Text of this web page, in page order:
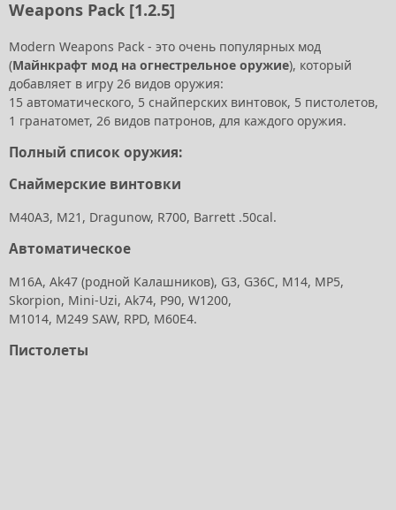
Weapons Pack [1.2.5]
Modern Weapons Pack - это очень популярных мод
(Майнкрафт мод на огнестрельное оружие), который
добавляет в игру 26 видов оружия:
15 автоматического, 5 снайперских винтовок, 5 пистолетов,
1 гранатомет, 26 видов патронов, для каждого оружия.
Полный список оружия:
Снаймерские винтовки
M40A3, M21, Dragunow, R700, Barrett .50cal.
Автоматическое
M16A, Ak47 (родной Калашников), G3, G36C, M14, MP5,
Skorpion, Mini-Uzi, Ak74, P90, W1200,
M1014, M249 SAW, RPD, M60E4.
Пистолеты